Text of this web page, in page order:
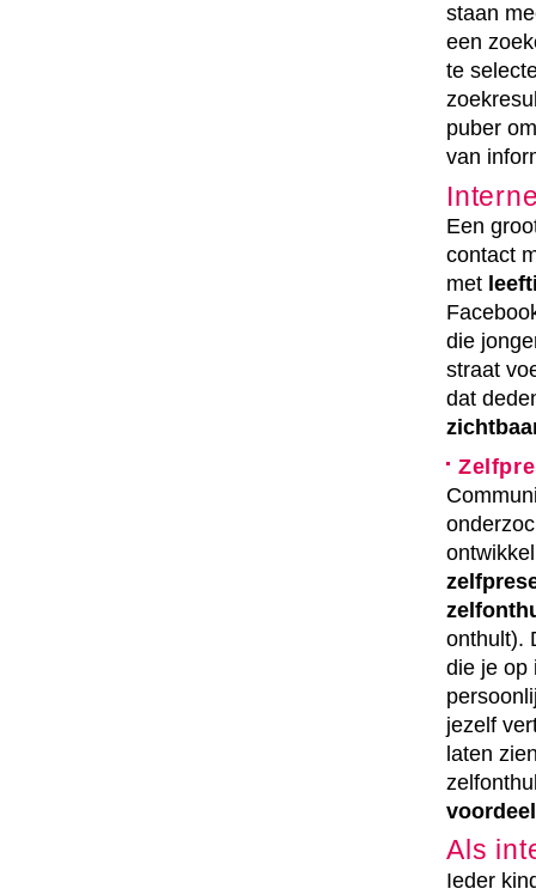
staan
een
te
puber
van
Een
contact
met
die
straat
dat
onthult).
die je op
jezelf
laten
voordeel
Als
Ieder